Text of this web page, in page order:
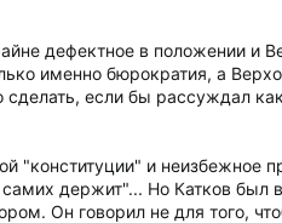
дефектное в положении и
именно бюрократия, а
если бы рассуждал
"конституции" и неизбежное
держит"... Но Катков был
Он говорил не для того,